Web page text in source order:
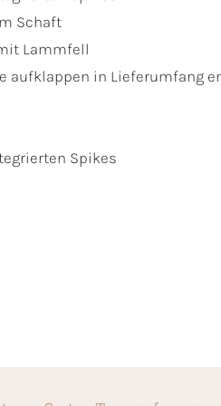
Schaft
Lammfell
aufklappen in Lieferumfang
Spikes